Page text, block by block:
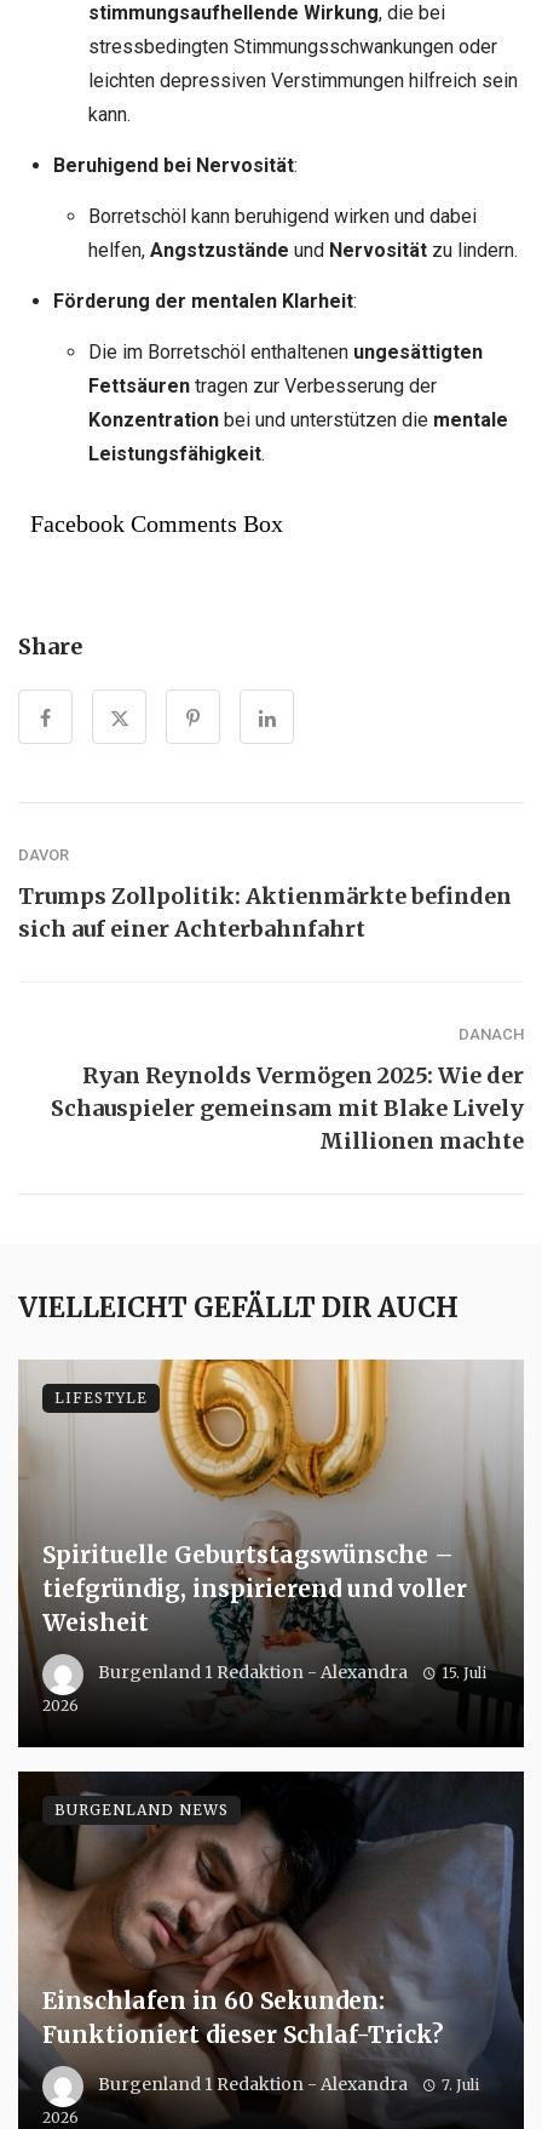
stimmungsaufhellende Wirkung, die bei
stressbedingten Stimmungsschwankungen oder
leichten depressiven Verstimmungen hilfreich sein
kann.
Beruhigend bei Nervosität:
Borretschöl kann beruhigend wirken und dabei
helfen, Angstzustände und Nervositätzu lindern.
Förderung der mentalen Klarheit:
Die im Borretschöl enthaltenen ungesättigten
Fettsäurentragen zur Verbesserung der
Konzentrationbei und unterstützen die mentale
Leistungsfähigkeit.
Facebook Comments Box
Share
DAVOR
Trumps Zollpolitik: Aktienmärkte befinden
sich auf einer Achterbahnfahrt
DANACH
Ryan Reynolds Vermögen 2025: Wie der
Schauspieler gemeinsam mit Blake Lively
Millionen machte
VIELLEICHT GEFÄLLT DIR AUCH
Spirituelle Geburtstagswünsche –
tiefgründig, inspirierend und voller
Weisheit
Burgenland 1 Redaktion - Alexandra
15. Juli
2026
LIFESTYLE
Einschlafen in 60 Sekunden:
Funktioniert dieser Schlaf-Trick?
Burgenland 1 Redaktion - Alexandra
7. Juli
2026
BURGENLAND NEWS